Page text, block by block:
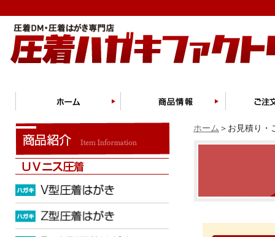
ホーム ＞お見積り・